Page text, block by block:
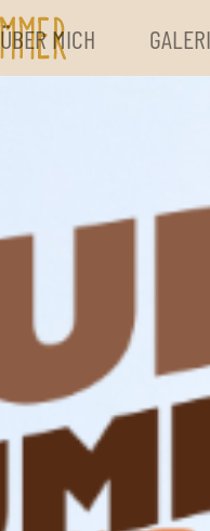
ÜBER MICH